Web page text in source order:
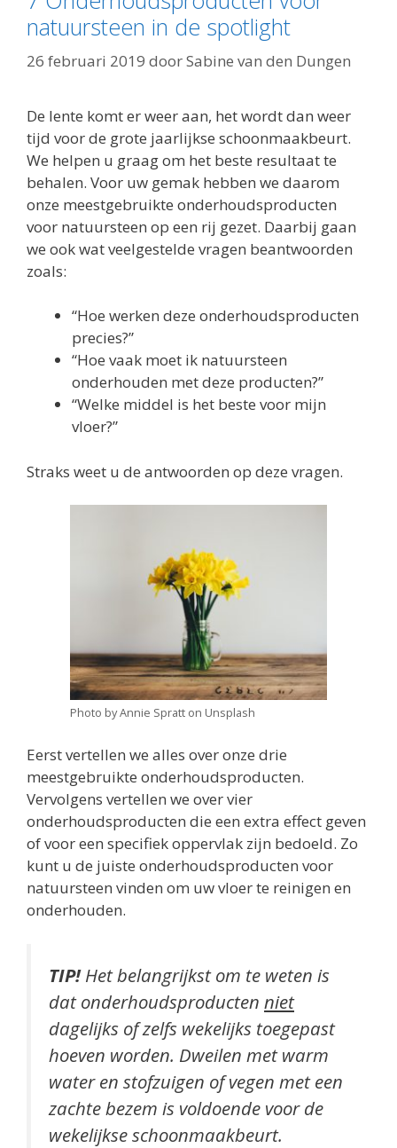
natuursteen in de spotlight
26 februari 2019 doorSabine van den Dungen
De lente komt er weer aan, het wordt dan weer
tijd voor de grote jaarlijkse schoonmaakbeurt.
We helpen u graag om het beste resultaat te
behalen. Voor uw gemak hebben we daarom
onze meestgebruikte onderhoudsproducten
voor natuursteen op een rij gezet. Daarbij gaan
we ook wat veelgestelde vragen beantwoorden
zoals:
“Hoe werken deze onderhoudsproducten
precies?”
“Hoe vaak moet ik natuursteen
onderhouden met deze producten?”
“Welke middel is het beste voor mijn
vloer?”
Straks weet u de antwoorden op deze vragen.
Photo by Annie Spratt on Unsplash
Eerst vertellen we alles over onze drie
meestgebruikte onderhoudsproducten.
Vervolgens vertellen we over vier
onderhoudsproducten die een extra effect geven
of voor een specifiek oppervlak zijn bedoeld. Zo
kunt u de juiste onderhoudsproducten voor
natuursteen vinden om uw vloer te reinigen en
onderhouden.
TIP!Het belangrijkst om te weten is
dat onderhoudsproducten niet
dagelijks of zelfs wekelijks toegepast
hoeven worden. Dweilen met warm
water en stofzuigen of vegen met een
zachte bezem is voldoende voor de
wekelijkse schoonmaakbeurt.